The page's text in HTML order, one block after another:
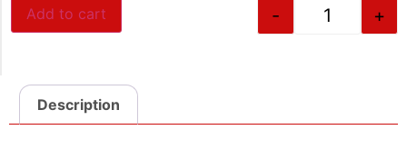
- +
Add to cart
Description